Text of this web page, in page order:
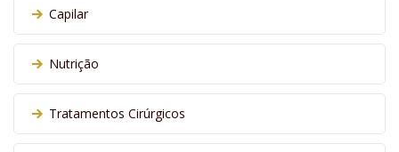
Capilar
Nutrição
Tratamentos Cirúrgicos